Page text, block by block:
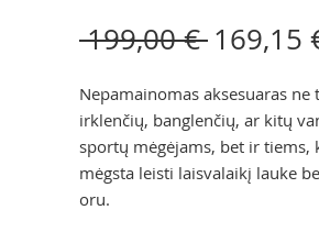
199,00 € 169,15
Nepamainomas aksesuaras ne
irklenčių, banglenčių, ar kitų
sportų mėgėjams, bet ir tiems,
mėgsta leisti laisvalaikį lauke
oru.